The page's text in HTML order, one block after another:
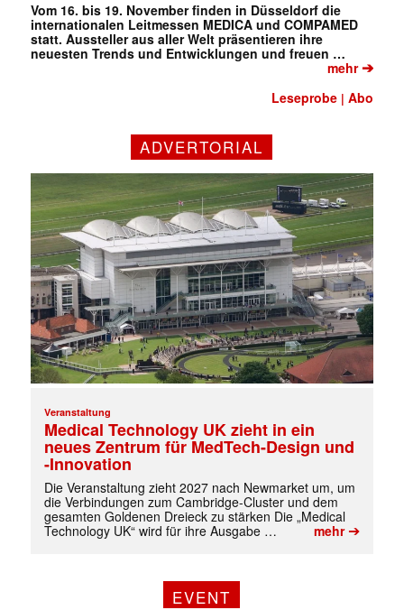
Vom 16. bis 19. November finden in Düsseldorf die
internationalen Leitmessen MEDICA und COMPAMED
statt. Aussteller aus aller Welt präsentieren ihre
neuesten Trends und Entwicklungen und freuen …
mehr➔
Leseprobe |Abo
ADVERTORIAL
Veranstaltung
Medical Technology UK zieht in ein
neues Zentrum für MedTech-Design und
-Innovation
Die Veranstaltung zieht 2027 nach Newmarket um, um
die Verbindungen zum Cambridge-Cluster und dem
gesamten Goldenen Dreieck zu stärken Die „Medical
Technology UK“ wird für ihre Ausgabe …
mehr➔
EVENT